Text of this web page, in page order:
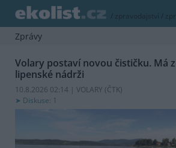
/ zpravodajství /
Zprávy
Volary postaví novou čističku. Má
lipenské nádrži
10.8.2026 02:14 | VOLARY (ČTK)
Diskuse: 1